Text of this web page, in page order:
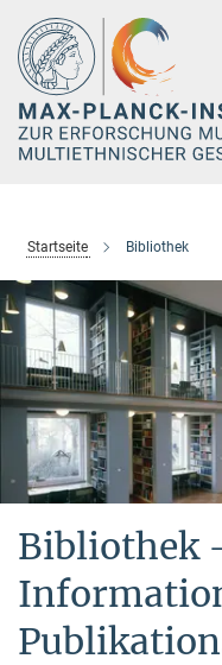
Hauptinhalt
Startseite Bibliothek
Bibliothek